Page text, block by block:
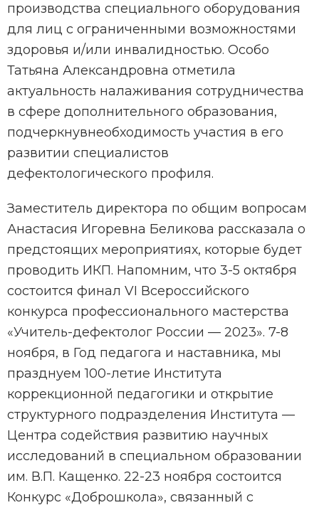
производства специального оборудования
для лиц с ограниченными возможностями
здоровья и/или инвалидностью. Особо
Татьяна Александровна отметила
актуальность налаживания сотрудничества
в сфере дополнительного образования,
подчеркнувнеобходимость участия в его
развитии специалистов
дефектологического профиля.
Заместитель директора по общим вопросам
Анастасия Игоревна Беликова рассказала о
предстоящих мероприятиях, которые будет
проводить ИКП. Напомним, что 3-5 октября
состоится финал VI Всероссийского
конкурса профессионального мастерства
«Учитель-дефектолог России — 2023». 7-8
ноября, в Год педагога и наставника, мы
празднуем 100-летие Института
коррекционной педагогики и открытие
структурного подразделения Института —
Центра содействия развитию научных
исследований в специальном образовании
им. В.П. Кащенко. 22-23 ноября состоится
Конкурс «Доброшкола», связанный с